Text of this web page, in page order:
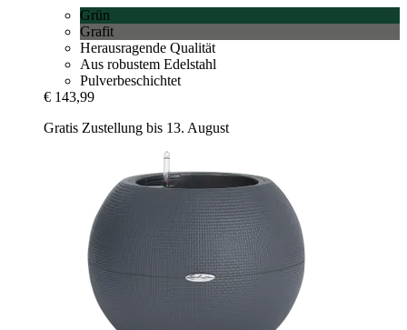
Grün
Grafit
Herausragende Qualität
Aus robustem Edelstahl
Pulverbeschichtet
€ 143,99
Gratis Zustellung bis 13. August